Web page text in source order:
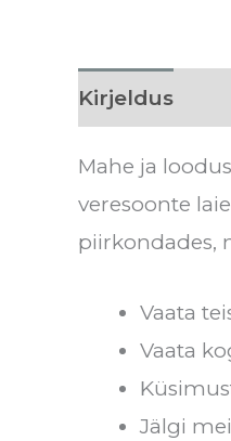
Kirjeldus
Mahe ja
veresoonte
piirkondades,
Vaata
Vaata
Jälgi